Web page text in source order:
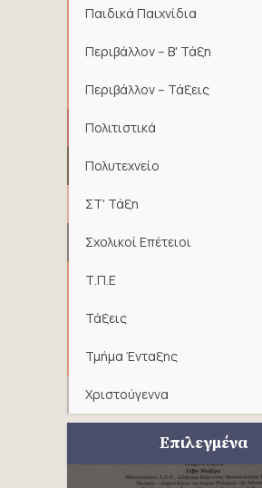
Παιδικά Παιχνίδια
Περιβάλλον – Β' Τάξη
Περιβάλλον – Τάξεις
Πολιτιστικά
Πολυτεχνείο
ΣΤ' Τάξη
Σχολικοί Επέτειοι
Τ.Π.Ε
Τάξεις
Τμήμα Ένταξης
Χριστούγεννα
Επιλεγμένα